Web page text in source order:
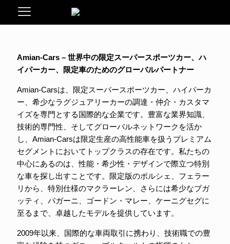
Amian-Cars – 世界中の限定スーパースポーツカー、ハ
イパーカー、限定車のためのグローバルパートナー
Amian-Carsは、限定スーパースポーツカー、ハイパーカ
ー、希少なラグジュアリーカーの調達・仲介・カスタマ
イズを専門とする国際的な企業です。豊富な業界知識、
技術的専門性、そしてグローバルネットワークを活か
し、Amian-Carsは限定生産の高性能車を扱うプレミアム
セグメントにおいてトップクラスの存在です。私たちの
中心にあるのは、性能・希少性・デザインで際立つ特別
な車を探し出すことです。限定版のポルシェ、フェラー
リから、特別仕様のマクラーレン、さらには希少なブガ
ッティ、パガーニ、ゴードン・マレー、ケーニグセグに
至るまで、卓越したモデルを提供しています。
2009年以来、国際的な車両取引に携わり、技術職での豊